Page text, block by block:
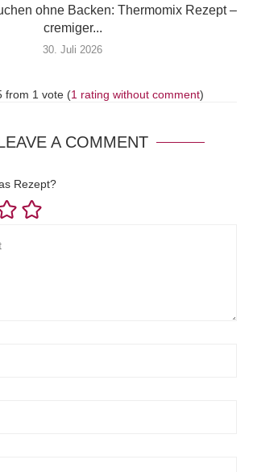
ohne Backen: Thermomix Rezept –
cremiger...
30. Juli 2026
from 1 vote (1 rating without comment)
A COMMENT
Rezept?